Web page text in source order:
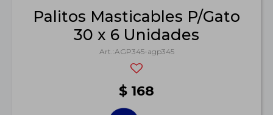
Palitos Masticables P/Gato
30 x 6 Unidades
AGP345-agp345
$ 168